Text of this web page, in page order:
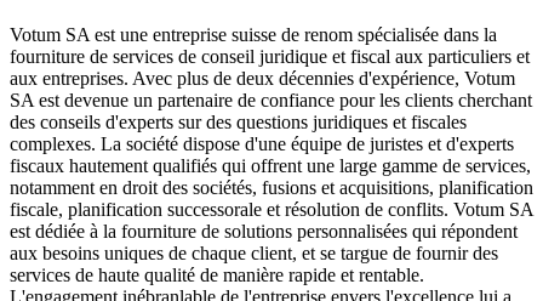
Votum SA est une entreprise suisse de renom spécialisée dans la
fourniture de services de conseil juridique et fiscal aux particuliers et
aux entreprises. Avec plus de deux décennies d'expérience, Votum
SA est devenue un partenaire de confiance pour les clients cherchant
des conseils d'experts sur des questions juridiques et fiscales
complexes. La société dispose d'une équipe de juristes et d'experts
fiscaux hautement qualifiés qui offrent une large gamme de services,
notamment en droit des sociétés, fusions et acquisitions, planification
fiscale, planification successorale et résolution de conflits. Votum SA
est dédiée à la fourniture de solutions personnalisées qui répondent
aux besoins uniques de chaque client, et se targue de fournir des
services de haute qualité de manière rapide et rentable.
L'engagement inébranlable de l'entreprise envers l'excellence lui a